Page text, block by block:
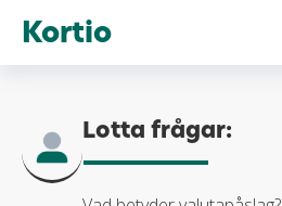
Kortio
Lotta frågar: